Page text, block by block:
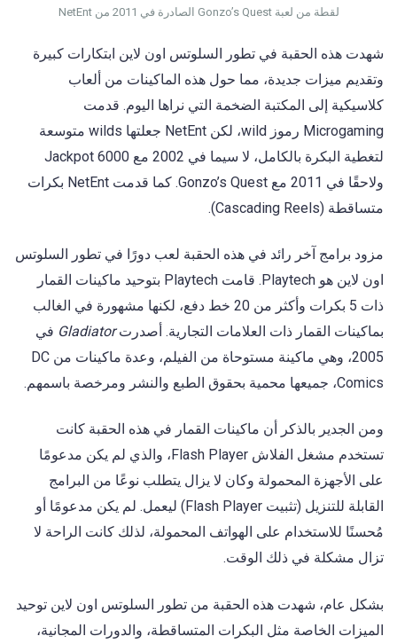
لقطة من لعبة Gonzo’s Quest الصادرة في 2011 من NetEnt
شهدت هذه الحقبة في تطور السلوتس اون لاين ابتكارات كبيرة
وتقديم ميزات جديدة، مما حول هذه الماكينات من ألعاب
كلاسيكية إلى المكتبة الضخمة التي نراها اليوم. قدمت
Microgaming رموز wild، لكن NetEnt جعلتها wilds متوسعة
لتغطية البكرة بالكامل، لا سيما في 2002 مع Jackpot 6000
ولاحقًا في 2011 مع Gonzo’s Quest. كما قدمت NetEnt بكرات
متساقطة (Cascading Reels).
مزود برامج آخر رائد في هذه الحقبة لعب دورًا في تطور السلوتس
اون لاين هو Playtech. قامت Playtech بتوحيد ماكينات القمار
ذات 5 بكرات وأكثر من 20 خط دفع، لكنها مشهورة في الغالب
بماكينات القمار ذات العلامات التجارية. أصدرتGladiator في
2005، وهي ماكينة مستوحاة من الفيلم، وعدة ماكينات من DC
Comics، جميعها محمية بحقوق الطبع والنشر ومرخصة باسمهم.
ومن الجدير بالذكر أن ماكينات القمار في هذه الحقبة كانت
تستخدم مشغل الفلاش Flash Player، والذي لم يكن مدعومًا
على الأجهزة المحمولة وكان لا يزال يتطلب نوعًا من البرامج
القابلة للتنزيل (تثبيت Flash Player) ليعمل. لم يكن مدعومًا أو
مُحسنًا للاستخدام على الهواتف المحمولة، لذلك كانت الراحة لا
تزال مشكلة في ذلك الوقت.
بشكل عام، شهدت هذه الحقبة من تطور السلوتس اون لاين توحيد
الميزات الخاصة مثل البكرات المتساقطة، والدورات المجانية،